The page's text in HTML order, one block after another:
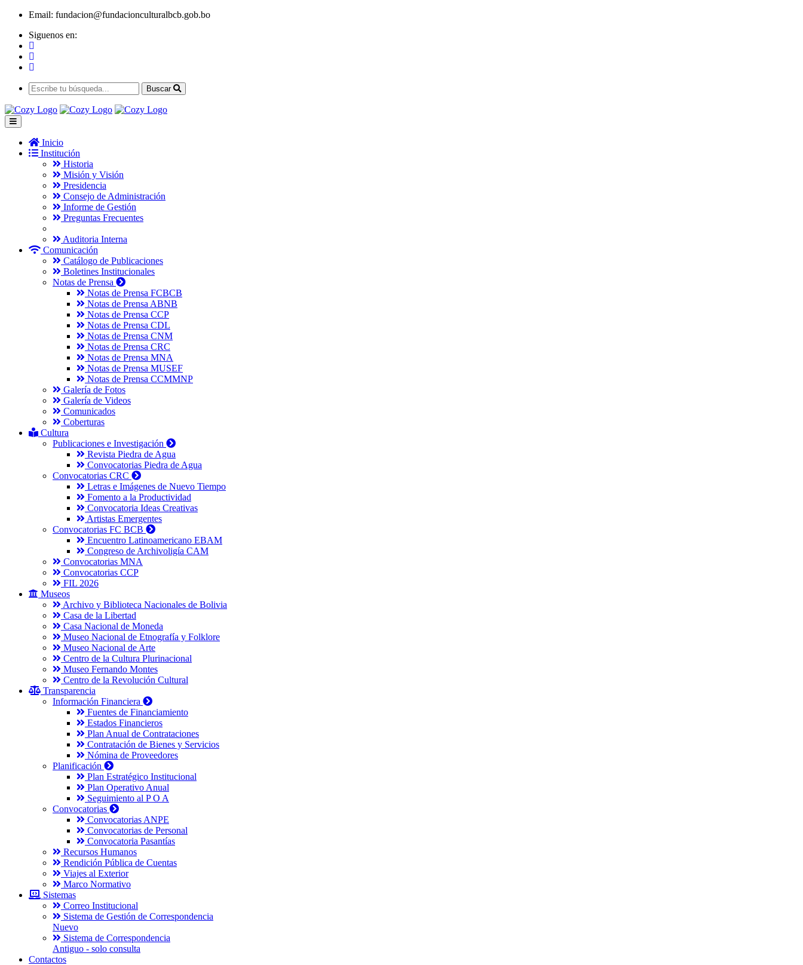
Email: fundacion@fundacionculturalbcb.gob.bo
Siguenos en:
Buscar
Inicio
Institución
Historia
Misión y Visión
Presidencia
Consejo de Administración
Informe de Gestión
Preguntas Frecuentes
Auditoria Interna
Comunicación
Catálogo de Publicaciones
Boletines Institucionales
Notas de Prensa
Notas de Prensa FCBCB
Notas de Prensa ABNB
Notas de Prensa CCP
Notas de Prensa CDL
Notas de Prensa CNM
Notas de Prensa CRC
Notas de Prensa MNA
Notas de Prensa MUSEF
Notas de Prensa CCMMNP
Galería de Fotos
Galería de Videos
Comunicados
Coberturas
Cultura
Publicaciones e Investigación
Revista Piedra de Agua
Convocatorias Piedra de Agua
Convocatorias CRC
Letras e Imágenes de Nuevo Tiempo
Fomento a la Productividad
Convocatoria Ideas Creativas
Artistas Emergentes
Convocatorias FC BCB
Encuentro Latinoamericano EBAM
Congreso de Archivoligía CAM
Convocatorias MNA
Convocatorias CCP
FIL 2026
Museos
Archivo y Biblioteca Nacionales de Bolivia
Casa de la Libertad
Casa Nacional de Moneda
Museo Nacional de Etnografía y Folklore
Museo Nacional de Arte
Centro de la Cultura Plurinacional
Museo Fernando Montes
Centro de la Revolución Cultural
Transparencia
Información Financiera
Fuentes de Financiamiento
Estados Financieros
Plan Anual de Contrataciones
Contratación de Bienes y Servicios
Nómina de Proveedores
Planificación
Plan Estratégico Institucional
Plan Operativo Anual
Seguimiento al P O A
Convocatorias
Convocatorias ANPE
Convocatorias de Personal
Convocatoria Pasantías
Recursos Humanos
Rendición Pública de Cuentas
Viajes al Exterior
Marco Normativo
Sistemas
Correo Institucional
Sistema de Gestión de Correspondencia
Nuevo
Sistema de Correspondencia
Antiguo - solo consulta
Contactos